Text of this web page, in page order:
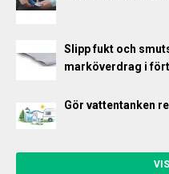
Slipp fukt och
marköverdrag i
Gör vattentanken